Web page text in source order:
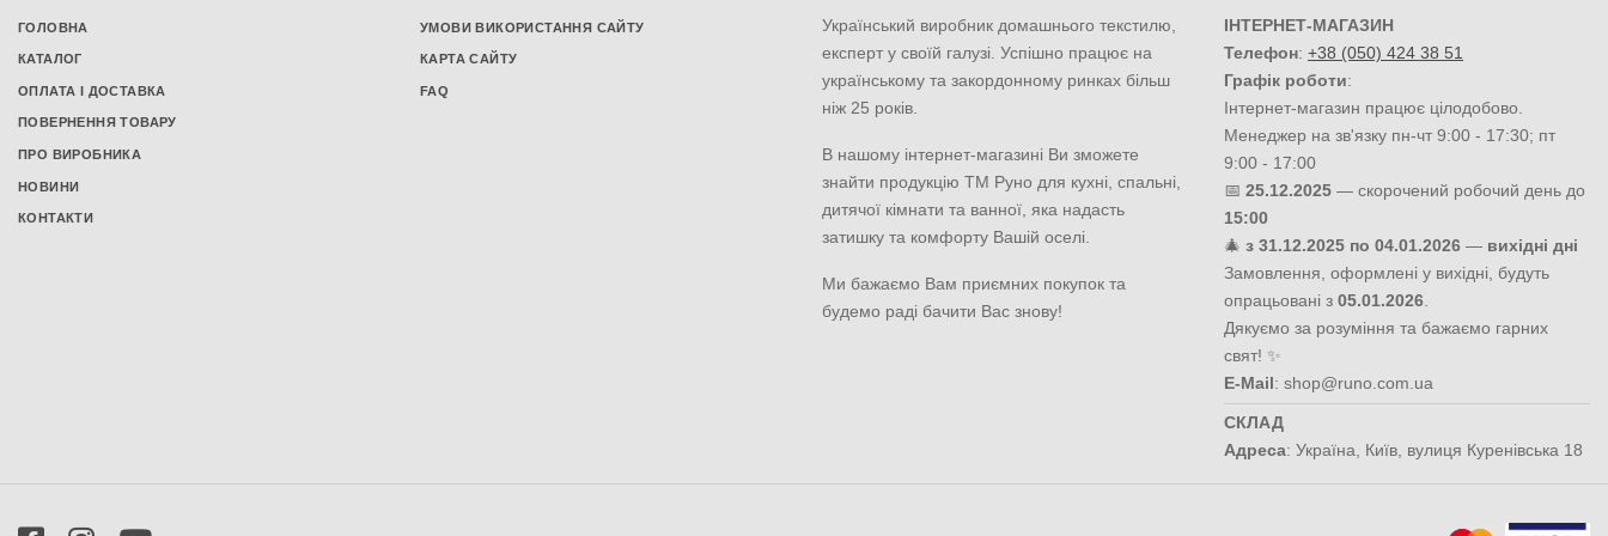
Подушки з пам'яттю
Чохли на подушки
Постільна білизна з мікрофібри
Підковдри
ГОЛОВНА
КАТАЛОГ
ОПЛАТА І ДОСТАВКА
ПОВЕРНЕННЯ ТОВАРУ
ПРО ВИРОБНИКА
НОВИНИ
КОНТАКТИ
УМОВИ ВИКОРИСТАННЯ САЙТУ
КАРТА САЙТУ
FAQ
Український виробник домашнього текстилю,
експерт у своїй галузі. Успішно працює на
українському та закордонному ринках більш
ніж 25 років.
В нашому інтернет-магазині Ви зможете
знайти продукцію ТМ Руно для кухні, спальні,
дитячої кімнати та ванної, яка надасть
затишку та комфорту Вашій оселі.
Ми бажаємо Вам приємних покупок та
будемо раді бачити Вас знову!
ІНТЕРНЕТ-МАГАЗИН
Телефон: +38 (050) 424 38 51
Графік роботи:
Інтернет-магазин працює цілодобово.
Менеджер на зв'язку пн-чт 9:00 - 17:30; пт
9:00 - 17:00
📅 25.12.2025 — скорочений робочий день до
15:00
🎄 з 31.12.2025 по 04.01.2026 — вихідні дні
Замовлення, оформлені у вихідні, будуть
опрацьовані з 05.01.2026
Дякуємо за розуміння та бажаємо гарних
свят! ✨
E-Mail: shop@runo.com.ua
СКЛАД
Адреса: Україна, Київ, вулиця Куренівська 18